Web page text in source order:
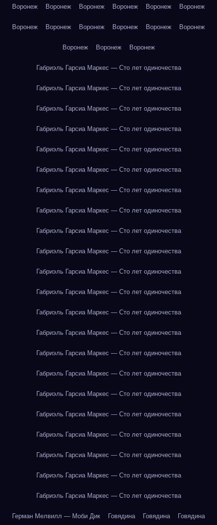
Воронеж Воронеж Воронеж Воронеж Воронеж Воронеж
Воронеж Воронеж Воронеж Воронеж Воронеж Воронеж
Воронеж Воронеж Воронеж
Габриэль Гарсиа Маркес — Сто лет одиночества
Габриэль Гарсиа Маркес — Сто лет одиночества
Габриэль Гарсиа Маркес — Сто лет одиночества
Габриэль Гарсиа Маркес — Сто лет одиночества
Габриэль Гарсиа Маркес — Сто лет одиночества
Габриэль Гарсиа Маркес — Сто лет одиночества
Габриэль Гарсиа Маркес — Сто лет одиночества
Габриэль Гарсиа Маркес — Сто лет одиночества
Габриэль Гарсиа Маркес — Сто лет одиночества
Габриэль Гарсиа Маркес — Сто лет одиночества
Габриэль Гарсиа Маркес — Сто лет одиночества
Габриэль Гарсиа Маркес — Сто лет одиночества
Габриэль Гарсиа Маркес — Сто лет одиночества
Габриэль Гарсиа Маркес — Сто лет одиночества
Габриэль Гарсиа Маркес — Сто лет одиночества
Габриэль Гарсиа Маркес — Сто лет одиночества
Габриэль Гарсиа Маркес — Сто лет одиночества
Габриэль Гарсиа Маркес — Сто лет одиночества
Габриэль Гарсиа Маркес — Сто лет одиночества
Габриэль Гарсиа Маркес — Сто лет одиночества
Габриэль Гарсиа Маркес — Сто лет одиночества
Габриэль Гарсиа Маркес — Сто лет одиночества
Герман Мелвилл — Моби Дик Говядина Говядина Говядина